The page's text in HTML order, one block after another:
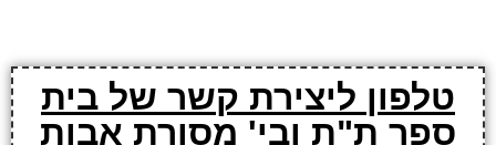
טלפון ליצירת קשר של בית
ספר ת"ת ובי' מסורת אבות